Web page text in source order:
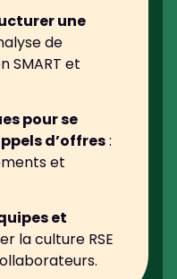
une
de
SMART et
pour se
d’offres:
et
et
la culture RSE